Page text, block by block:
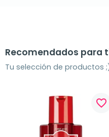
Recomendados para
Tu selección de productos
favorite_border